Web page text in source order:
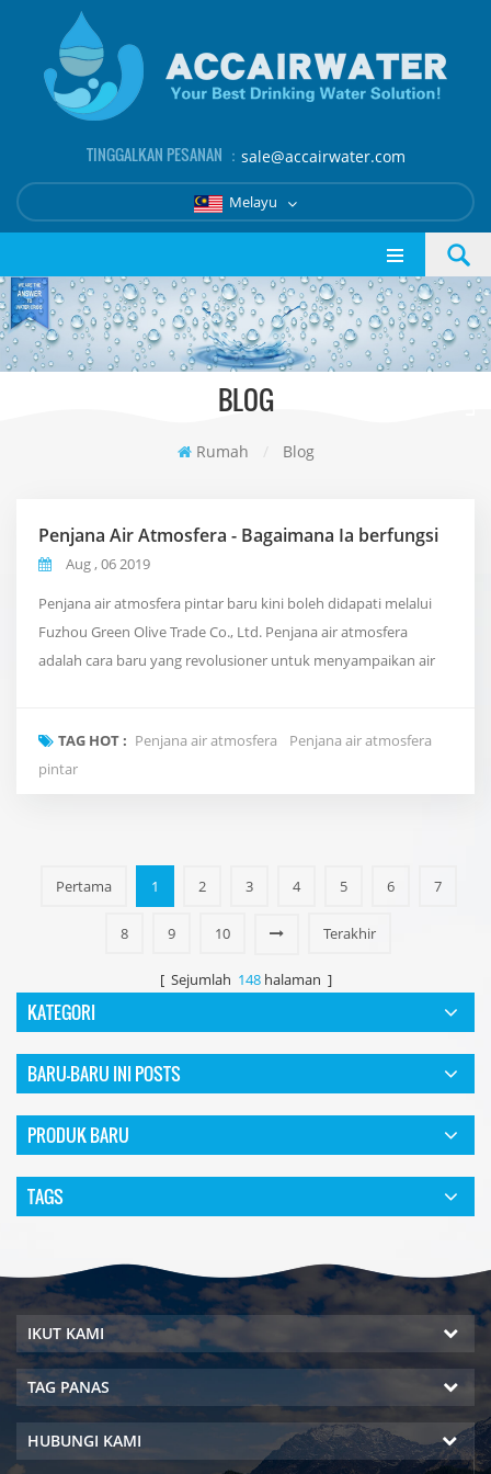
TINGGALKAN PESANAN ： sale@accairwater.com
Melayu
BLOG
Rumah / Blog
Penjana Air Atmosfera - Bagaimana Ia berfungsi
Aug , 06 2019
Penjana air atmosfera pintar baru kini boleh didapati melalui
Fuzhou Green Olive Trade Co., Ltd. Penjana air atmosfera
adalah cara baru yang revolusioner untuk menyampaikan air
konvensional, atau perkapalan di dalam botol air mahal. Ia
mengambil udara di sekeliling kita dan m...
TAG HOT : Penjana air atmosfera
Penjana air atmosfera
pintar
Pertama 1 2 3 4 5 6 7
8 9 10 Terakhir
[ Sejumlah 148halaman ]
KATEGORI
BARU-BARU INI POSTS
PRODUK BARU
TAGS
IKUT KAMI
TAG PANAS
HUBUNGI KAMI